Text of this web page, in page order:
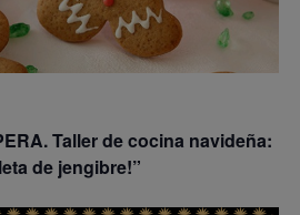
Taller de cocina navideña:
de jengibre!”